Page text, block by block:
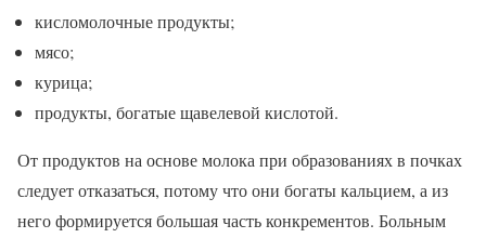
кисломолочные продукты;
мясо;
курица;
продукты, богатые щавелевой кислотой.
От продуктов на основе молока при образованиях в почках
следует отказаться, потому что они богаты кальцием, а из
него формируется большая часть конкрементов. Больным